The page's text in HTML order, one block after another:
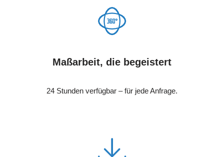
Maßarbeit, die begeistert
24 Stunden verfügbar – für jede Anfrage.